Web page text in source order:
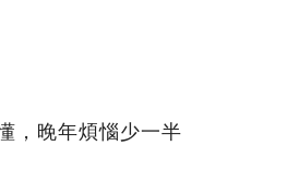
，晚年煩惱少一半